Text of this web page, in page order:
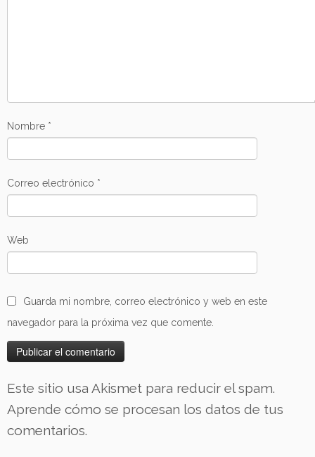
Nombre *
Correo electrónico *
Web
Guarda mi nombre, correo electrónico y web en este
navegador para la próxima vez que comente.
Este sitio usa Akismet para reducir el spam.
Aprende cómo se procesan los datos de tus
comentarios.